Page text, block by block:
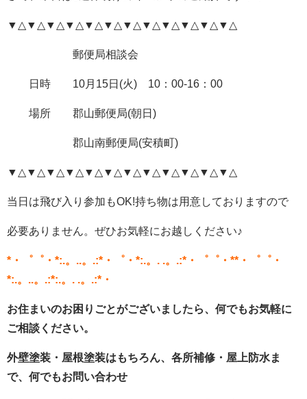
▼△▼△▼△▼△▼△▼△▼△▼△▼△▼△▼△▼△
郵便局相談会
日時 10月15日(火) 10：00-16：00
場所 郡山郵便局(朝日)
郡山南郵便局(安積町)
▼△▼△▼△▼△▼△▼△▼△▼△▼△▼△▼△▼△
当日は飛び入り参加もOK!持ち物は用意しておりますので
必要ありません。ぜひお気軽にお越しください♪
*・゜゜・*:.。..。.:*・゜・*:.。. .。.:*・゜゜・**・゜゜・
*:.。..。.:*:.。. .。.:*・
お住まいのお困りごとがございましたら、何でもお気軽に
ご相談ください。
外壁塗装・屋根塗装はもちろん、各所補修・屋上防水ま
で、何でもお問い合わせ